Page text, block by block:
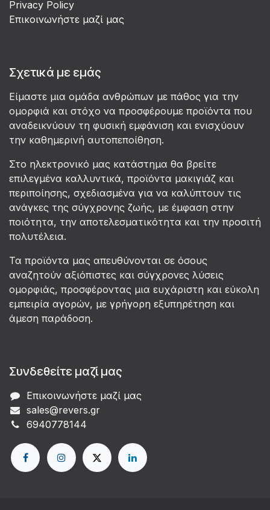
Privacy Policy
Επικοινωνήστε μαζί μας
Σχετικά με εμάς
Είμαστε μια ομάδα ανθρώπων με πάθος για την
ομορφιά και στόχο να προσφέρουμε προϊόντα που
αναδεικνύουν τη φυσική εμφάνιση και ενισχύουν
την καθημερινή αυτοπεποίθηση.
Στο ηλεκτρονικό μας κατάστημα θα βρείτε
επιλεγμένα καλλυντικά, προϊόντα μακιγιάζ και
περιποίησης, σχεδιασμένα για να καλύπτουν τις
ανάγκες της σύγχρονης ζωής, με έμφαση στην
ποιότητα, την αποτελεσματικότητα και την προσιτή
πολυτέλεια.
Τα προϊόντα μας απευθύνονται σε όσους
αναζητούν αξιόπιστες και σύγχρονες λύσεις
ομορφιάς, προσφέροντας μια ευχάριστη και εύκολη
εμπειρία αγορών, με γρήγορη εξυπηρέτηση και
άμεση παράδοση.
Συνδεθείτε μαζί μας
Επικοινωνήστε μαζί μας
sales@revers.gr
6940778144